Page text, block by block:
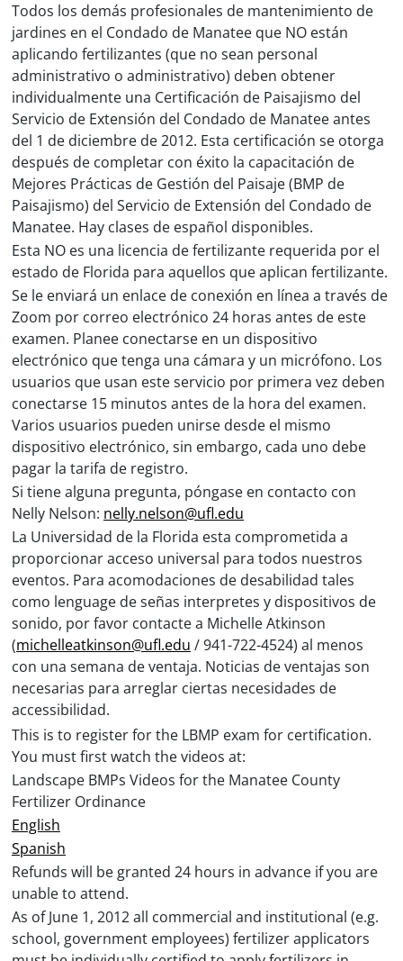
Todos los demás profesionales de mantenimiento de
jardines en el Condado de Manatee que NO están
aplicando fertilizantes (que no sean personal
administrativo o administrativo) deben obtener
individualmente una Certificación de Paisajismo del
Servicio de Extensión del Condado de Manatee antes
del 1 de diciembre de 2012. Esta certificación se otorga
después de completar con éxito la capacitación de
Mejores Prácticas de Gestión del Paisaje (BMP de
Paisajismo) del Servicio de Extensión del Condado de
Manatee. Hay clases de español disponibles.
Esta NO es una licencia de fertilizante requerida por el
estado de Florida para aquellos que aplican fertilizante.
Se le enviará un enlace de conexión en línea a través de
Zoom por correo electrónico 24 horas antes de este
examen. Planee conectarse en un dispositivo
electrónico que tenga una cámara y un micrófono. Los
usuarios que usan este servicio por primera vez deben
conectarse 15 minutos antes de la hora del examen.
Varios usuarios pueden unirse desde el mismo
dispositivo electrónico, sin embargo, cada uno debe
pagar la tarifa de registro.
Si tiene alguna pregunta, póngase en contacto con
Nelly Nelson: nelly.nelson@ufl.edu
La Universidad de la Florida esta comprometida a
proporcionar acceso universal para todos nuestros
eventos. Para acomodaciones de desabilidad tales
como lenguage de señas interpretes y dispositivos de
sonido, por favor contacte a Michelle Atkinson
(michelleatkinson@ufl.edu / 941-722-4524) al menos
con una semana de ventaja. Noticias de ventajas son
necesarias para arreglar ciertas necesidades de
accessibilidad.
This is to register for the LBMP exam for certification.
You must first watch the videos at:
Landscape BMPs Videos for the Manatee County
Fertilizer Ordinance
English
Spanish
Refunds will be granted 24 hours in advance if you are
unable to attend.
As of June 1, 2012 all commercial and institutional (e.g.
school, government employees) fertilizer applicators